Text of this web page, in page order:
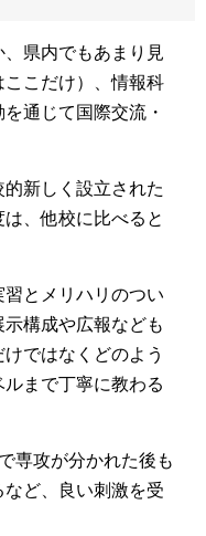
県内でもあまり見
こだけ）、情報科
通じて国際交流・
新しく設立された
、他校に比べると
とメリハリのつい
構成や広報なども
ではなくどのよう
まで丁寧に教わる
専攻が分かれた後も
ど、良い刺激を受